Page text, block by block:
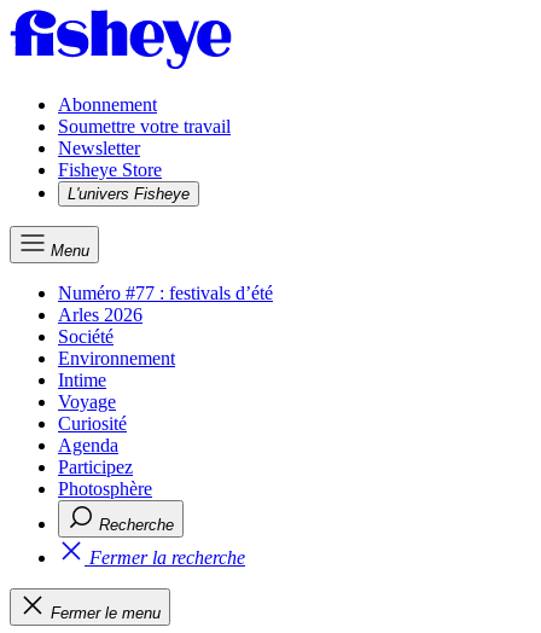
Abonnement
Soumettre votre travail
Newsletter
Fisheye Store
L'univers Fisheye
Menu
Numéro #77 : festivals d’été
Arles 2026
Société
Environnement
Intime
Voyage
Curiosité
Agenda
Participez
Photosphère
Recherche
Fermer la recherche
Fermer le menu